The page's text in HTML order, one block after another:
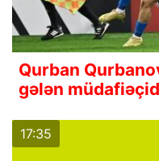
Qurban
gələn
17:35